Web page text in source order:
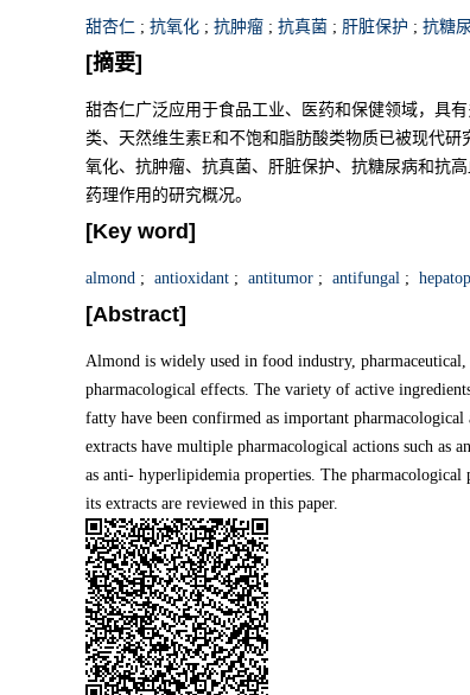
甜杏仁 ; 抗氧化 ; 抗肿瘤 ; 抗真菌 ; 肝脏保护 ; 抗糖
[摘要]
甜杏仁广泛应用于食品工业、医药和保健领域，具
类、天然维生素E和不饱和脂肪酸类物质已被现代
氧化、抗肿瘤、抗真菌、肝脏保护、抗糖尿病和抗
药理作用的研究概况。
[Key word]
almond ; antioxidant ; antitumor ; antifungal ;
[Abstract]
Almond is widely used in food industry,
pharmacological effects. The variety of active
fatty have been confirmed as important
extracts have multiple pharmacological actions such as
as anti- hyperlipidemia properties. The pharmacological
its extracts are reviewed in this paper.